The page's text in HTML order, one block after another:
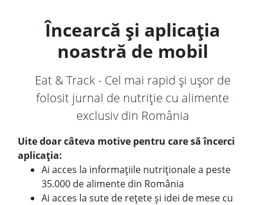
Încearcă și aplicația
noastră de mobil
Eat & Track - Cel mai rapid și ușor de
folosit jurnal de nutriție cu alimente
exclusiv din România
Uite doar câteva motive pentru care să încerci
aplicația:
Ai acces la informațiile nutriționale a peste
35.000 de alimente din România
Ai acces la sute de rețete și idei de mese cu